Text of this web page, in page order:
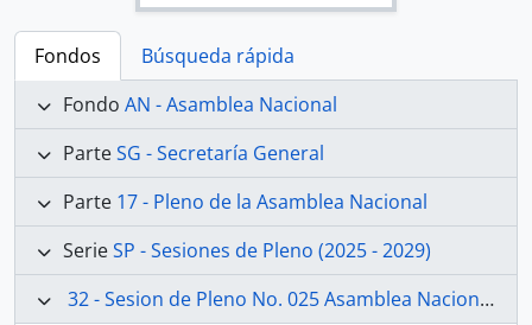
Fondos
Búsqueda rápida
Fondo AN - Asamblea Nacional
ParteSG - Secretaría General
Parte 17 - Pleno de la Asamblea Nacional
SerieSP - Sesiones de Pleno (2025 - 2029)
32 - Sesion de Pleno No. 025 Asamblea Nacional 2025-2027